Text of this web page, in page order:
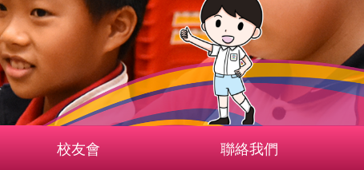
校友會 聯絡我們